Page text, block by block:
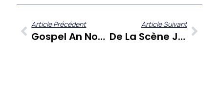
Article Précédent
Gospel An Nou : Rayan Labiche En Interview Exclusive
Article Suivant
De La Scène Judiciaire Martiniquaise Aux Enjeux Mondiaux : “A Contre Temps” Décrypte L’actualité